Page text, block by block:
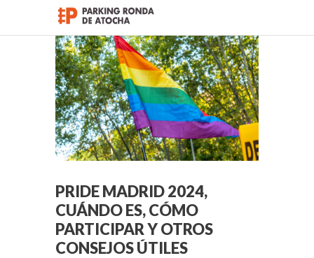
< Volver a página principal
PRIDE MADRID 2024,
CUÁNDO ES, CÓMO
PARTICIPAR Y OTROS
CONSEJOS ÚTILES